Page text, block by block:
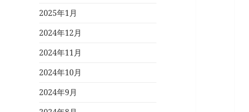
2025年1月
2024年12月
2024年11月
2024年10月
2024年9月